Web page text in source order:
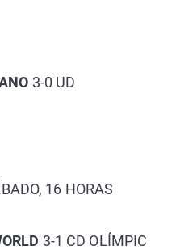
3-0 UD
16 HORAS
3-1 CD OLÍMPIC